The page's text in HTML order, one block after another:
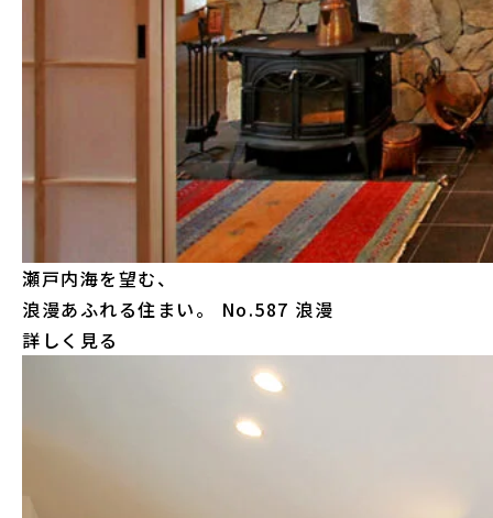
瀬戸内海を望む、
浪漫あふれる住まい。
No.587 浪漫
詳しく見る